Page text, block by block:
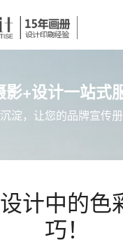
影+设计一站式
淀，让您的品牌宣传册
计中的色
巧！